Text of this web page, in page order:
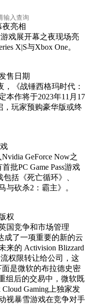
夜亮相
戏展开幕之夜现场亮
X|S与Xbox One。
售日期
《战锤西格玛时代：
本作将于2023年11月17
，玩家预购豪华版或终
GeForce Now之
批PC Game Pass游戏
括《死亡循环》、
与砍杀2：霸主》。
权
国竞争和市场管理
成了一项重要的新的云
来的 Activision Blizzard
权限转让给公司，这
是微软的布拉德史密
组后的交易中，微软既
Gaming上独家发
视暴雪游戏在竞争对手